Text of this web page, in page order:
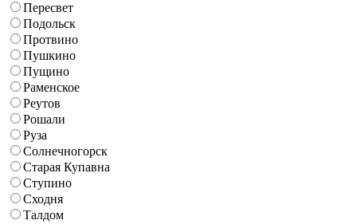
Пересвет
Подольск
Протвино
Пушкино
Пущино
Раменское
Реутов
Рошали
Руза
Солнечногорск
Старая Купавна
Ступино
Сходня
Талдом